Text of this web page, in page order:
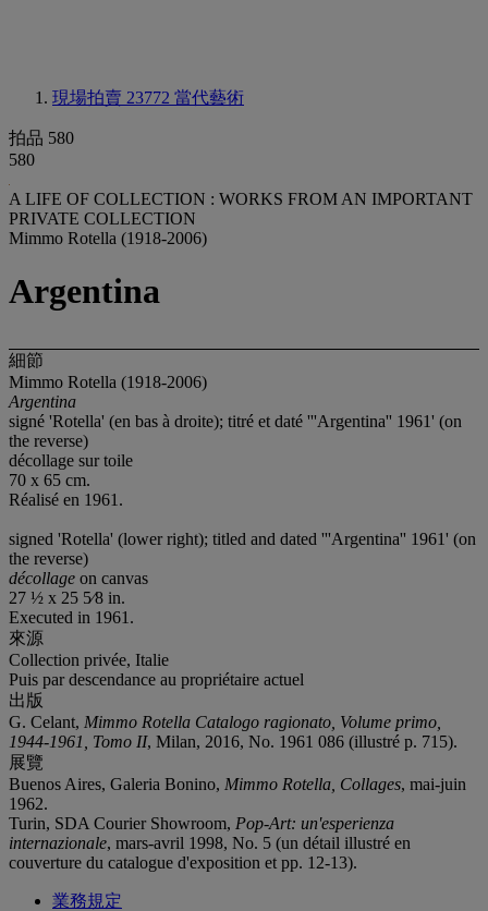
現場拍賣 23772 當代藝術
拍品 580
580
A LIFE OF COLLECTION : WORKS FROM AN IMPORTANT
PRIVATE COLLECTION
Mimmo Rotella (1918-2006)
Argentina
細節
Mimmo Rotella (1918-2006)
Argentina
signé 'Rotella' (en bas à droite); titré et daté '''Argentina'' 1961' (on
the reverse)
décollage sur toile
70 x 65 cm.
Réalisé en 1961.
signed 'Rotella' (lower right); titled and dated '''Argentina'' 1961' (on
the reverse)
décollage on canvas
27 ½ x 25 5⁄8 in.
Executed in 1961.
來源
Collection privée, Italie
Puis par descendance au propriétaire actuel
出版
G. Celant, Mimmo Rotella Catalogo ragionato, Volume primo,
1944-1961, Tomo II, Milan, 2016, No. 1961 086 (illustré p. 715).
展覽
Buenos Aires, Galeria Bonino, Mimmo Rotella, Collages, mai-juin
1962.
Turin, SDA Courier Showroom, Pop-Art: un'esperienza
internazionale, mars-avril 1998, No. 5 (un détail illustré en
couverture du catalogue d'exposition et pp. 12-13).
業務規定